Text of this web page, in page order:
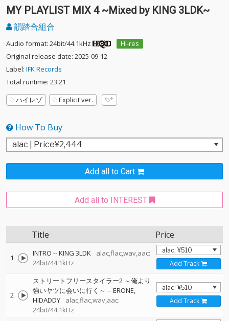
MY PLAYLIST MIX 4 ~Mixed by KING 3LDK~
韻踏合組合
Audio format: 24bit/44.1kHz
Hi-res
Original release date: 2025-09-12
Label: IFK Records
Total runtime: 23:21
ハイレゾ
Explicit ver.
How To Buy
Add all to Cart
Add all to INTEREST
Title Price
1 INTRO --KING 3LDK
alac,flac,wav,aac:
24bit/44.1kHz
Add Track
2
ストリートフリースタイラー2 ～俺より
強いヤツに会いに行く～ --ERONE
HIDADDY
alac,flac,wav,aac:
24bit/44.1kHz
Add Track